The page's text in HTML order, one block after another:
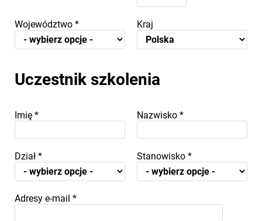
Województwo * Kraj
Uczestnik szkolenia
Imię * Nazwisko *
Dział * Stanowisko *
Adresy e-mail *